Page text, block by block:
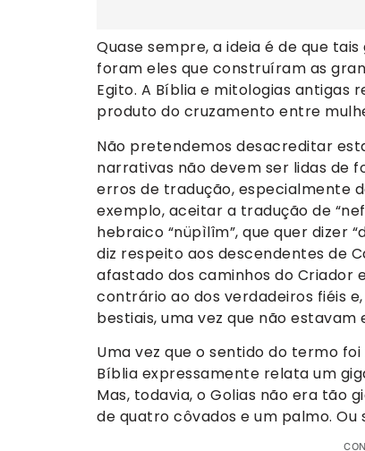
Quase sempre, a ideia é de que
foram eles que construíram as
Egito. A Bíblia e mitologias antigas
produto do cruzamento entre
Não pretendemos desacreditar
narrativas não devem ser lidas de
erros de tradução, especialmente
exemplo, aceitar a tradução de
hebraico “nüpìlîm”, que quer dizer
diz respeito aos descendentes de
afastado dos caminhos do Criador
contrário ao dos verdadeiros fiéis
bestiais, uma vez que não
Uma vez que o sentido do termo
Bíblia expressamente relata um
Mas, todavia, o Golias não era tão
de quatro côvados e um palmo. Ou